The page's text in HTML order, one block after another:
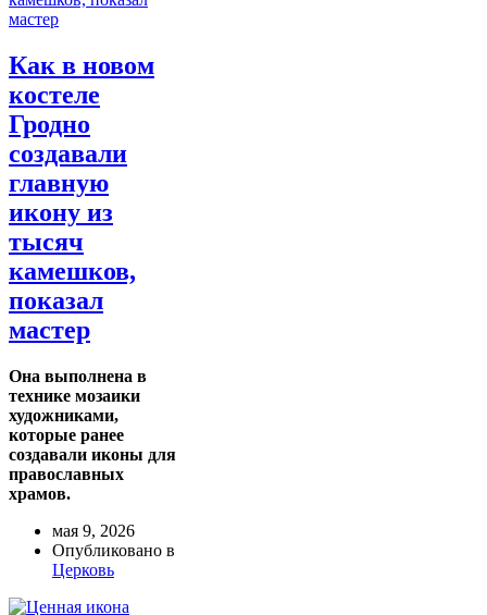
Как в новом
костеле
Гродно
создавали
главную
икону из
тысяч
камешков,
показал
мастер
Она выполнена в
технике мозаики
художниками,
которые ранее
создавали иконы для
православных
храмов.
мая 9, 2026
Опубликовано в
Церковь